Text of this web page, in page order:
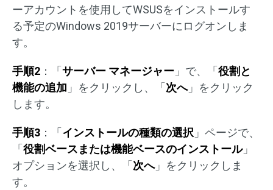
ーアカウントを使用してWSUSをインストールす
る予定のWindows 2019サーバーにログオンしま
す。
手順2 ：「 サーバー マネージャー 」で、「 役割と
機能の追加 」をクリックし、「 次へ」をクリック
します。
手順3 ：「 インストールの種類の選択 」ページで、
「 役割ベースまたは機能ベースのインストール」
オプションを選択し、「 次へ」をクリックしま
す。